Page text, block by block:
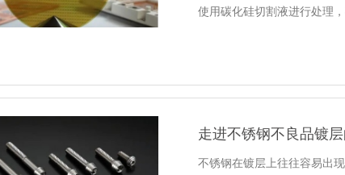
使用碳化硅切割液进行处理
走进不锈钢不良品镀
不锈钢在镀层上往往容易出